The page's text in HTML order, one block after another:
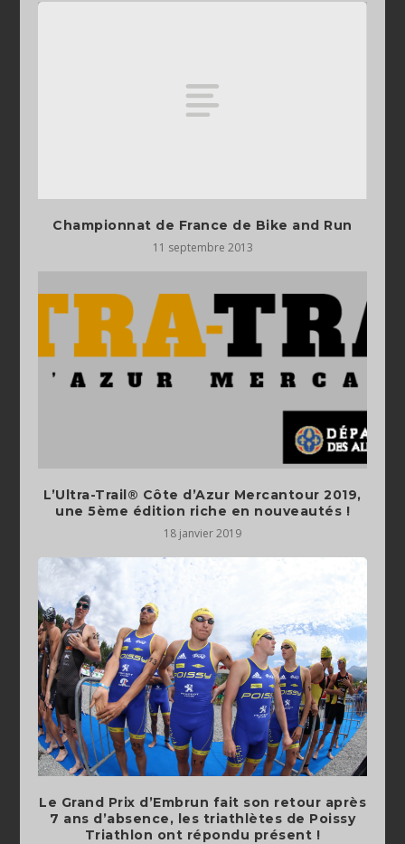
Championnat de France de Bike and Run
11 septembre 2013
L’Ultra-Trail® Côte d’Azur Mercantour 2019,
une 5ème édition riche en nouveautés !
18 janvier 2019
Le Grand Prix d’Embrun fait son retour après
7 ans d’absence, les triathlètes de Poissy
Triathlon ont répondu présent !